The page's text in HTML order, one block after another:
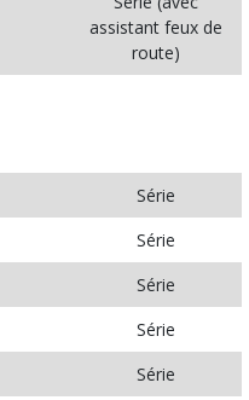
assistant feux de
route)
Série
Série
Série
Série
Série